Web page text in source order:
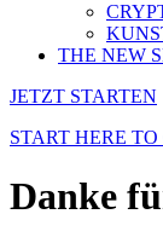
THE NEW
JETZT STARTEN
START HERE TO
Danke